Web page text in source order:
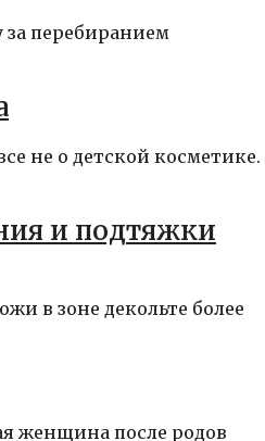
за перебиранием
не о детской косметике.
и подтяжки
в зоне декольте более
женщина после родов